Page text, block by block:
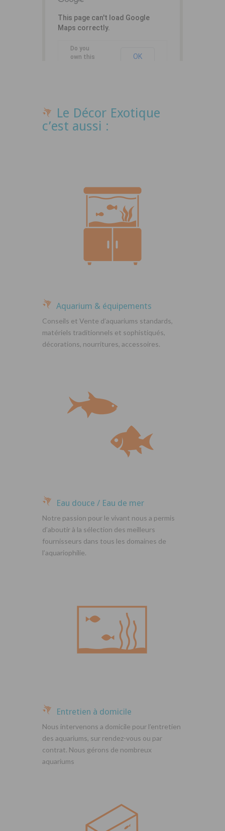
This page can't load Google
Maps correctly.
Do you
own this
OK
Le Décor Exotique
c’est aussi :
Aquarium & équipements
Conseils et Vente d’aquariums standards,
matériels traditionnels et sophistiqués,
décorations, nourritures, accessoires.
Eau douce / Eau de mer
Notre passion pour le vivant nous a permis
d’aboutir à la sélection des meilleurs
fournisseurs dans tous les domaines de
l’aquariophilie.
Entretien à domicile
Nous intervenons a domicile pour l’entretien
des aquariums, sur rendez-vous ou par
contrat. Nous gérons de nombreux
aquariums